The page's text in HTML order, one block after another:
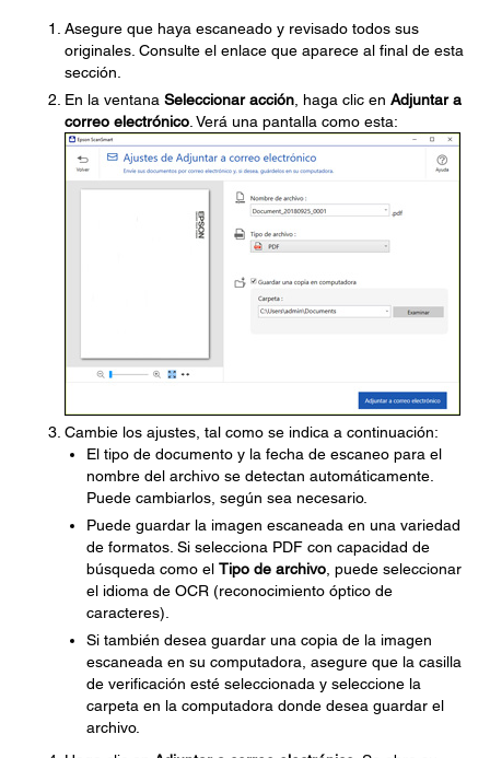
Asegure que haya escaneado y revisado todos sus
originales. Consulte el enlace que aparece al final de esta
sección.
En la ventana Seleccionar acción , haga clic en Adjuntar a
correo electrónico . Verá una pantalla como esta:
Cambie los ajustes, tal como se indica a continuación:
El tipo de documento y la fecha de escaneo para el
nombre del archivo se detectan automáticamente.
Puede cambiarlos, según sea necesario.
Puede guardar la imagen escaneada en una variedad
de formatos. Si selecciona PDF con capacidad de
búsqueda como el Tipo de archivo , puede seleccionar
el idioma de OCR (reconocimiento óptico de
caracteres).
Si también desea guardar una copia de la imagen
escaneada en su computadora, asegure que la casilla
de verificación esté seleccionada y seleccione la
carpeta en la computadora donde desea guardar el
archivo.